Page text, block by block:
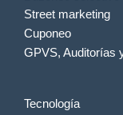
Street marketing
Cuponeo
GPVS, Auditorías
Tecnología